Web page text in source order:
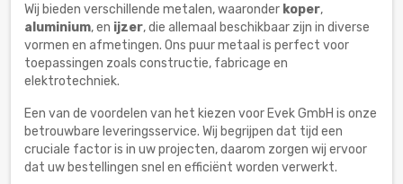
Wij bieden verschillende metalen, waaronder koper,
aluminium, en ijzer, die allemaal beschikbaar zijn in diverse
vormen en afmetingen. Ons puur metaal is perfect voor
toepassingen zoals constructie, fabricage en
elektrotechniek.
Een van de voordelen van het kiezen voor Evek GmbH is onze
betrouwbare leveringsservice. Wij begrijpen dat tijd een
cruciale factor is in uw projecten, daarom zorgen wij ervoor
dat uw bestellingen snel en efficiënt worden verwerkt.